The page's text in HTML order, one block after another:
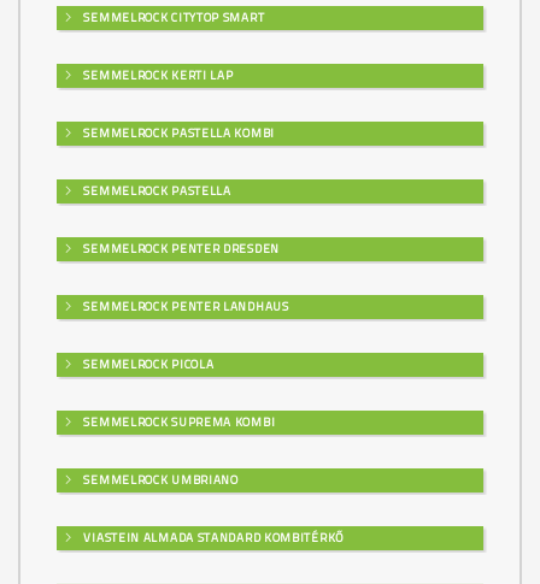
SEMMELROCK CITYTOP SMART
SEMMELROCK KERTI LAP
SEMMELROCK PASTELLA KOMBI
SEMMELROCK PASTELLA
SEMMELROCK PENTER DRESDEN
SEMMELROCK PENTER LANDHAUS
SEMMELROCK PICOLA
SEMMELROCK SUPREMA KOMBI
SEMMELROCK UMBRIANO
VIASTEIN ALMADA STANDARD KOMBITÉRKŐ